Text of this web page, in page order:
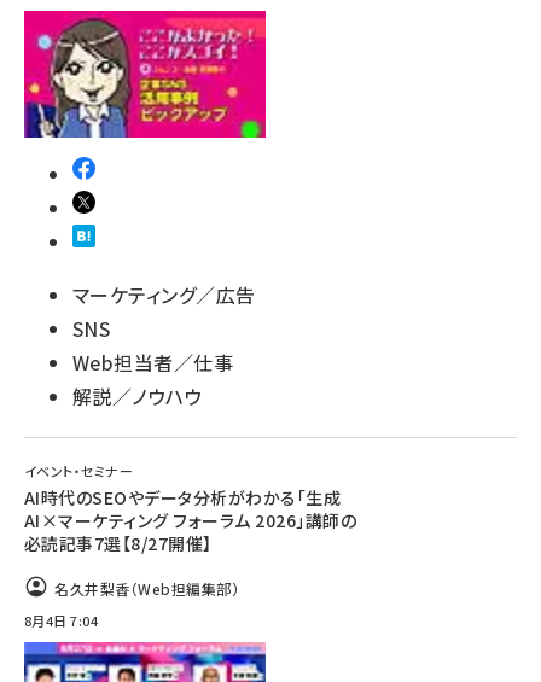
マーケティング／広告
SNS
Web担当者／仕事
解説／ノウハウ
イベント・セミナー
AI時代のSEOやデータ分析がわかる「生成
AI×マーケティング フォーラム 2026」講師の
必読記事7選【8/27開催】
名久井梨香（Web担編集部）
8月4日 7:04